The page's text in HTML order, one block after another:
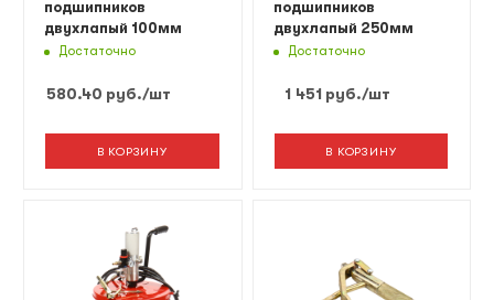
подшипников
двухлапый 100мм
Достаточно
580.40 руб./шт
В КОРЗИНУ
подшипников
двухлапый 250мм
Достаточно
1 451 руб./шт
В КОРЗИНУ